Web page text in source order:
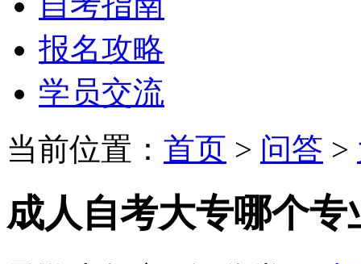
报名攻略
学员交流
当前位置： 首页 > 问答 >
成人自考大专哪个